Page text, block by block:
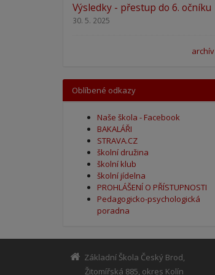
Výsledky - přestup do 6. očníku
30. 5. 2025
archív
Oblíbené odkazy
Naše škola - Facebook
BAKALÁŘI
STRAVA.CZ
školní družina
školní klub
školní jídelna
PROHLÁŠENÍ O PŘÍSTUPNOSTI
Pedagogicko-psychologická
poradna
Základní Škola Český Brod,
Žitomířská 885, okres Kolín